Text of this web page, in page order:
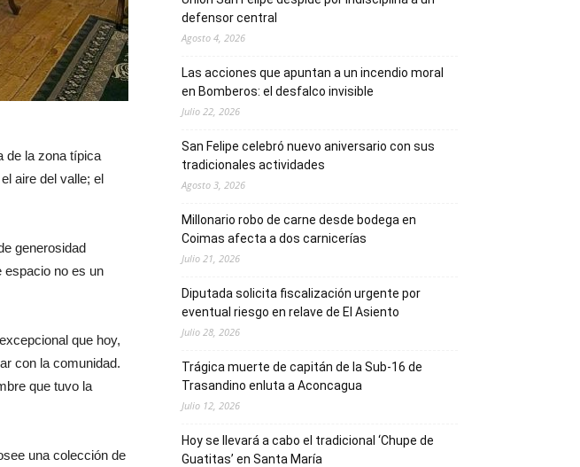
de la zona típica
aire del valle; el
generosidad
espacio no es un
que hoy,
con la comunidad.
que tuvo la
una colección de
defensor central
Agosto 4, 2026
Las acciones que apuntan a un incendio moral
en Bomberos: el desfalco invisible
Julio 22, 2026
San Felipe celebró nuevo aniversario con sus
tradicionales actividades
Agosto 3, 2026
Millonario robo de carne desde bodega en
Coimas afecta a dos carnicerías
Julio 21, 2026
Diputada solicita fiscalización urgente por
eventual riesgo en relave de El Asiento
Julio 28, 2026
Trágica muerte de capitán de la Sub-16 de
Trasandino enluta a Aconcagua
Julio 12, 2026
Hoy se llevará a cabo el tradicional ‘Chupe de
Guatitas’ en Santa María